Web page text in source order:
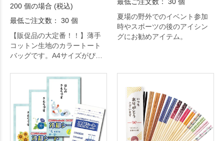
200 個の場合 (税込)
最低ご注文数： 30 個
【販促品の大定番！！】薄手
コットン生地のカラートート
バッグです。A4サイズがぴっ
ノベルティの定番商品として
愛されています。ちょっとし
た冊子や書類の持ち運びに便
利です。エコバッグとしても
おすすめです。印刷面が広い
のでオリジナルグッズとして
しっかり主張できるのもポイ
夏場の野外でのイベント参加
時やスポーツの後のアイシン
グにお勧めアイテム。